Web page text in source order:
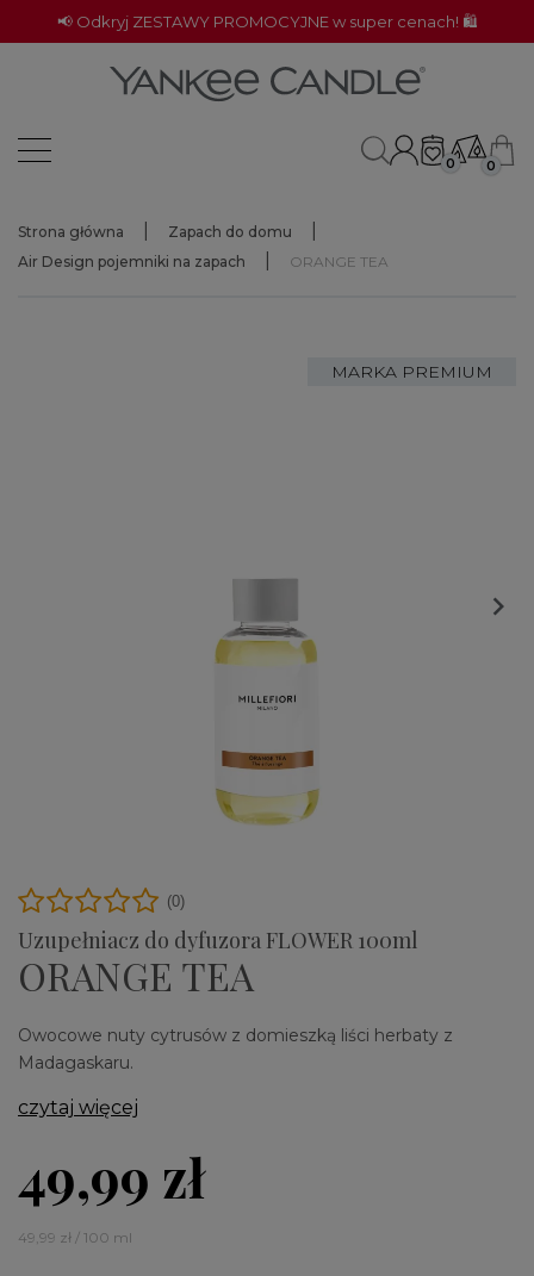
📢 Odkryj ZESTAWY PROMOCYJNE w super cenach! 🛍️
0 0
Strona główna
Zapach do domu
Air Design pojemniki na zapach
ORANGE TEA
MARKA PREMIUM

Uzupełniacz do dyfuzora FLOWER 100ml
ORANGE TEA
(0)
Owocowe nuty cytrusów z domieszką liści herbaty z
Madagaskaru.
czytaj więcej
49,99 zł
49,99 zł / 100 ml